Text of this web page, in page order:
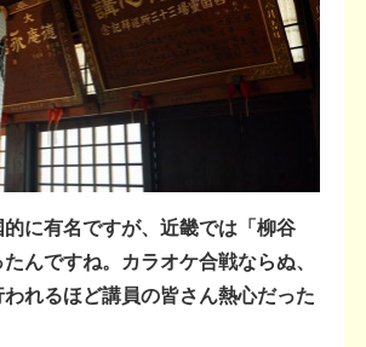
に有名ですが、近畿では「柳谷
んですね。カラオケ合戦ならぬ、
れるほど講員の皆さん熱心だった